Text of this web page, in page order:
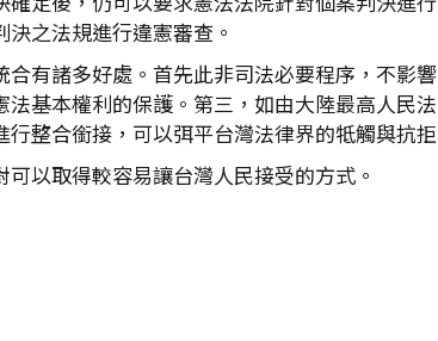
之法規進行違憲審查。
有諸多好處。首先此非司法必要程序，不影
基本權利的保護。第三，如由大陸最高人民
整合銜接，可以弭平台灣法律界的牴觸與抗拒
以取得較容易讓台灣人民接受的方式。